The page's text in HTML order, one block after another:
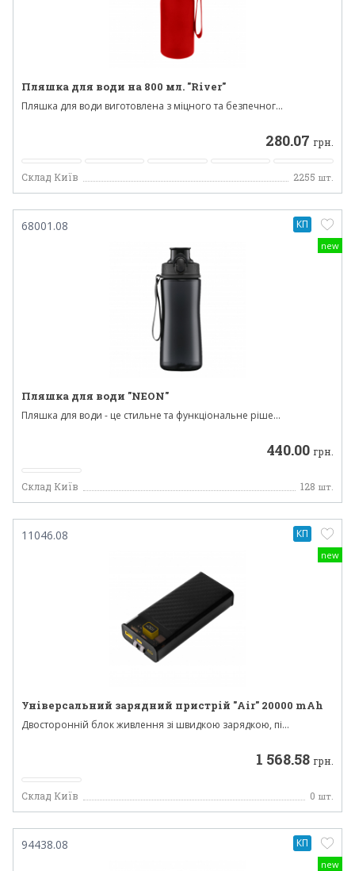
Пляшка для води на 800 мл. "River"
Пляшка для води виготовлена з міцного та безпечног...
280.07 грн.
Склад Київ 2255 шт.
new
68001.08
Пляшка для води "NEON"
Пляшка для води - це стильне та функціональне ріше...
440.00 грн.
Склад Київ 128 шт.
КП
new
11046.08
Універсальний зарядний пристрій "Air" 20000 mAh
Двосторонній блок живлення зі швидкою зарядкою, пі...
1 568.58 грн.
Склад Київ 0 шт.
КП
new
94438.08 КП